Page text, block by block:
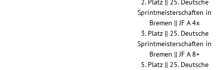
2. Platz || 25. Deutsche
Sprintmeisterschaften in
Bremen || JF A 4x
3. Platz || 25. Deutsche
Sprintmeisterschaften in
Bremen || JF A 8+
5. Platz || 25. Deutsche